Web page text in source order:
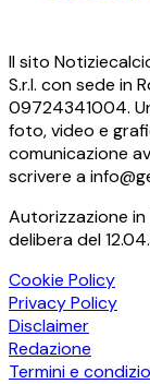
Il sito
S.r.l. con sede in
09724341004.
foto, video e
comunicazione
scrivere a
Autorizzazione
delibera del
Cookie Policy
Privacy Policy
Disclaimer
Redazione
Termini e